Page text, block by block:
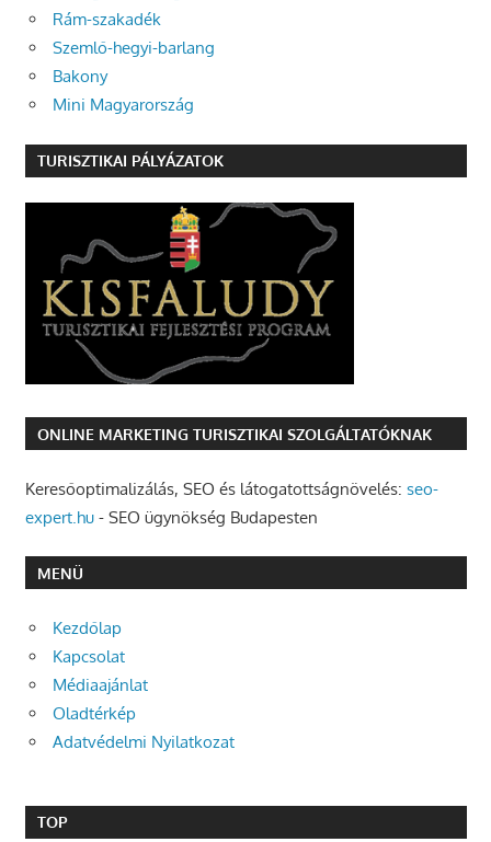
Rám-szakadék
Szemlő-hegyi-barlang
Bakony
Mini Magyarország
TURISZTIKAI PÁLYÁZATOK
ONLINE MARKETING TURISZTIKAI SZOLGÁLTATÓKNAK
Keresőoptimalizálás, SEO és látogatottságnövelés: seo-
expert.hu- SEO ügynökség Budapesten
MENÜ
Kezdőlap
Kapcsolat
Médiaajánlat
Oladtérkép
Adatvédelmi Nyilatkozat
TOP